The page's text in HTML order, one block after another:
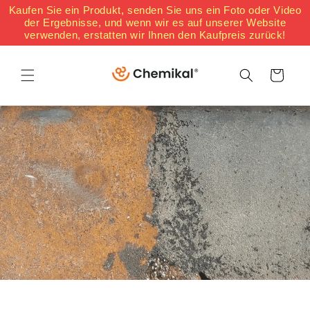
Kaufen Sie ein Produkt, senden Sie uns ein Foto oder Video
der Ergebnisse, und wenn wir es auf unserer Website
verwenden, erstatten wir Ihnen den Kaufpreis zurück!
zum
Inhalt
Warenkorb